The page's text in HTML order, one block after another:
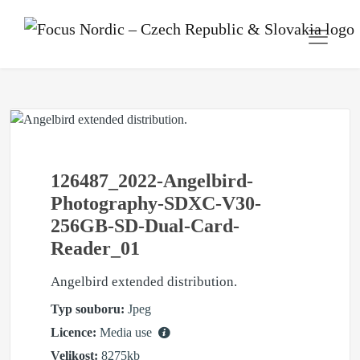
126487_2022-Angelbird-
Photography-SDXC-V30-
256GB-SD-Dual-Card-
Reader_01
Angelbird extended distribution.
Typ souboru: Jpeg
Licence: Media use
Velikost: 8275kb